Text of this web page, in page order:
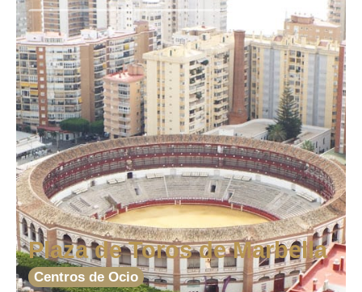
Plaza de Toros de Marbella
Centros de Ocio